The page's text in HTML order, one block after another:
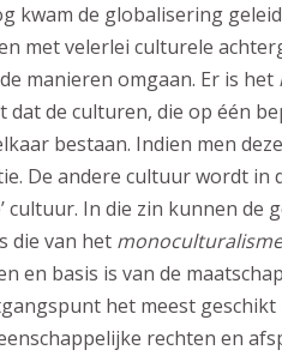
kwam de globalisering
met velerlei culturele
manieren omgaan. Er is het
de culturen, die op één
bestaan. Indien men
De andere cultuur wordt
cultuur. In die zin kunnen
die van het monoculturalisme
en basis is van de
het meest geschikt
rechten en